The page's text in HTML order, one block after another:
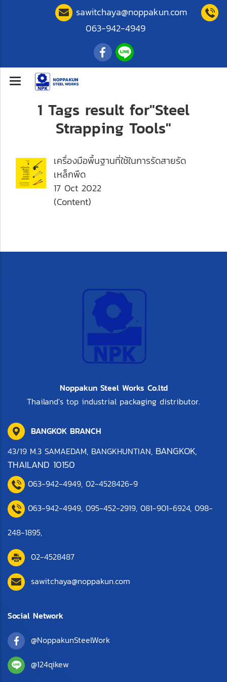
sawitchaya@noppakun.com
063-942-4949
1 Tags result for"Steel
Strapping Tools"
เครื่องมือพื้นฐานที่ใช้ในการรัดสายรัด
เหล็กพืด
17 Oct 2022
(Content)
Noppakun Steel Works Co.ltd
Thailand's top industrial packaging distributor.
BANGKOK BRANCH
43/19 M.3 SAMAEDAM, BANGKHUNTIAN, BANGKOK,
THAILAND 10150
063-942-4949, 02-4528426-9
063-942-4949, 095-452-2919, 081-901-6924, 098-
248-1895,
02-4528487
sawitchaya@noppakun.com
Social Network
@NoppakunSteelWork
@124qikew